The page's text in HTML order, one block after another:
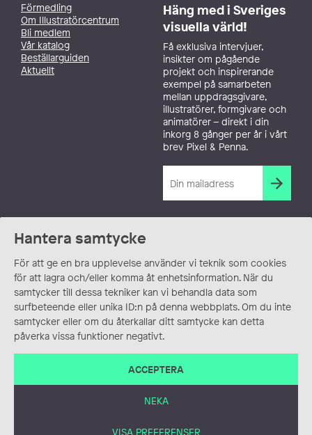
Hantera samtycke
För att ge en bra upplevelse använder vi teknik som cookies
för att lagra och/eller komma åt enhetsinformation. När du
samtycker till dessa tekniker kan vi behandla data som
surfbeteende eller unika ID:n på denna webbplats. Om du inte
samtycker eller om du återkallar ditt samtycke kan detta
påverka vissa funktioner negativt.
ACCEPTERA
NEKA
VISA PREFERENSER
Förmedling
Om Illustratörcentrum
Bli medlem
Vår katalog
Beställarguiden
Aktuellt
Häng med i Sveriges
visuella värld!
Få exklusiva intervjuer,
insikter om pågående
projekt och inspirerande
exempel på samarbeten
mellan uppdragsgivare,
illustratörer, formgivare och
animatörer – direkt i din
inkorg 8 gånger per år i vårt
brev Pixel & Penna.